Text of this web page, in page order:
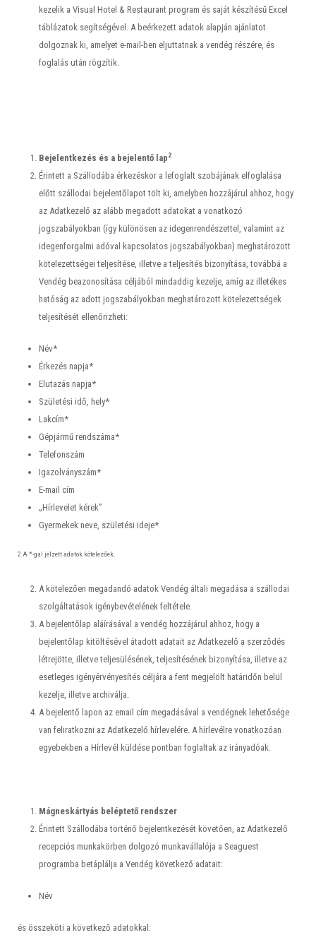
kezelik a Visual Hotel & Restaurant program és saját készítésű Excel
táblázatok segítségével. A beérkezett adatok alapján ajánlatot
dolgoznak ki, amelyet e-mail-ben eljuttatnak a vendég részére, és
foglalás után rögzítik.
Bejelentkezés és a bejelentő lap2
Érintett a Szállodába érkezéskor a lefoglalt szobájának elfoglalása
előtt szállodai bejelentőlapot tölt ki, amelyben hozzájárul ahhoz, hogy
az Adatkezelő az alább megadott adatokat a vonatkozó
jogszabályokban (így különösen az idegenrendészettel, valamint az
idegenforgalmi adóval kapcsolatos jogszabályokban) meghatározott
kötelezettségei teljesítése, illetve a teljesítés bizonyítása, továbbá a
Vendég beazonosítása céljából mindaddig kezelje, amíg az illetékes
hatóság az adott jogszabályokban meghatározott kötelezettségek
teljesítését ellenőrizheti:
Név*
Érkezés napja*
Elutazás napja*
Születési idő, hely*
Lakcím*
Gépjármű rendszáma*
Telefonszám
Igazolványszám*
E-mail cím
„Hírlevelet kérek”
Gyermekek neve, születési ideje*
2 A *-gal jelzett adatok kötelezőek.
A kötelezően megadandó adatok Vendég általi megadása a szállodai
szolgáltatások igénybevételének feltétele.
A bejelentőlap aláírásával a vendég hozzájárul ahhoz, hogy a
bejelentőlap kitöltésével átadott adatait az Adatkezelő a szerződés
létrejötte, illetve teljesülésének, teljesítésének bizonyítása, illetve az
esetleges igényérvényesítés céljára a fent megjelölt határidőn belül
kezelje, illetve archiválja.
A bejelentő lapon az email cím megadásával a vendégnek lehetősége
van feliratkozni az Adatkezelő hírlevelére. A hírlevélre vonatkozóan
egyebekben a Hírlevél küldése pontban foglaltak az irányadóak.
Mágneskártyás beléptető rendszer
Érintett Szállodába történő bejelentkezését követően, az Adatkezelő
recepciós munkakörben dolgozó munkavállalója a Seaguest
programba betáplálja a Vendég következő adatait:
Név
és összeköti a következő adatokkal: